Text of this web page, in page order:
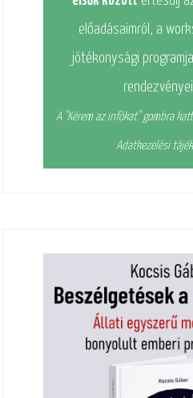
előadásaimról, a
jótékonysági
A "Kérem az infókat" gombra
Adatkezelési